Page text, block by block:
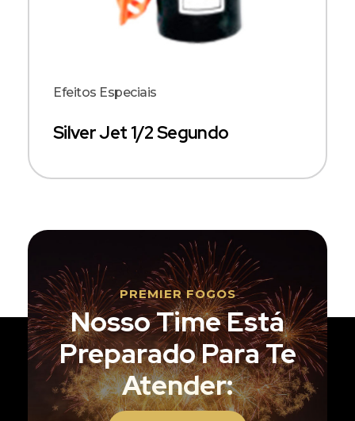
Silver Jet 1/2 Segundo
Efeitos Especiais
PREMIER FOGOS
Nosso Time Está
Preparado Para Te
Atender: